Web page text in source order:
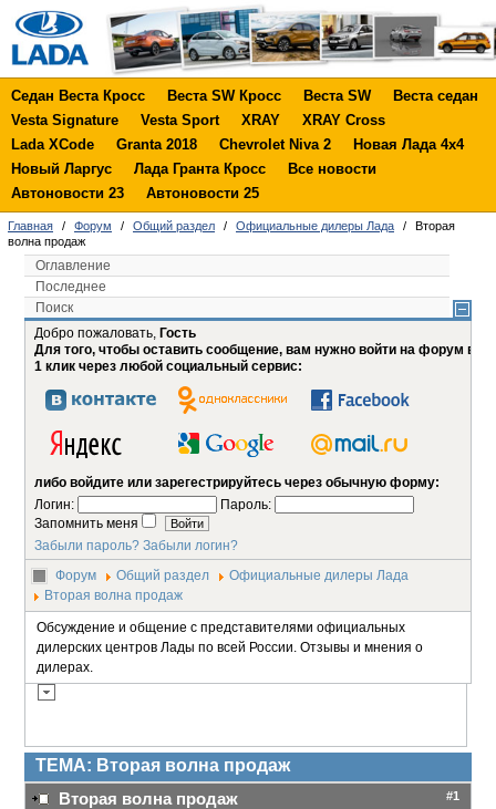
Седан Веста Кросс Веста SW Кросс Веста SW
Веста седан
Vesta Signature
Vesta Sport XRAY
XRAY Cross
Lada XCode
Granta 2018 Chevrolet Niva 2
Новая Лада 4х4
Новый Ларгус
Лада Гранта Кросс
Все новости
Автоновости 23
Автоновости 25
Главная / Форум / Общий раздел / Официальные дилеры Лада /
Вторая
волна продаж
Оглавление
Последнее
Поиск
Добро пожаловать, Гость
Для того, чтобы оставить сообщение, вам нужно войти на форум в
1 клик через любой социальный сервис:
либо войдите или зарегестрируйтесь через обычную форму:
Логин:
Пароль:
Запомнить меня
Забыли пароль? Забыли логин?
Форум
Общий раздел
Официальные дилеры Лада
Вторая волна продаж
Обсуждение и общение с представителями официальных
дилерских центров Лады по всей России. Отзывы и мнения о
дилерах.
ТЕМА: Вторая волна продаж
Вторая волна продаж #1